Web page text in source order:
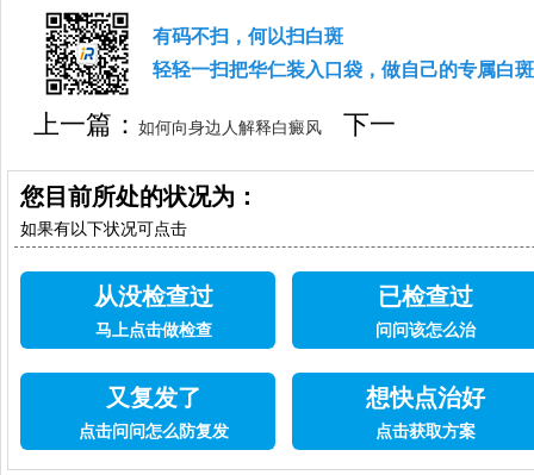
有码不扫，何以扫白斑
轻轻一扫把华仁装入口袋，做自己的专属白
上一篇：如何向身边人解释白癜风
下一
篇：白癜风患者健身有哪些益处
您目前所处的状况为：
如果有以下状况可点击
从没检查过
马上点击做检查
已检查过
问问该怎么治
又复发了
点击问问怎么防复发
想快点治好
点击获取方案